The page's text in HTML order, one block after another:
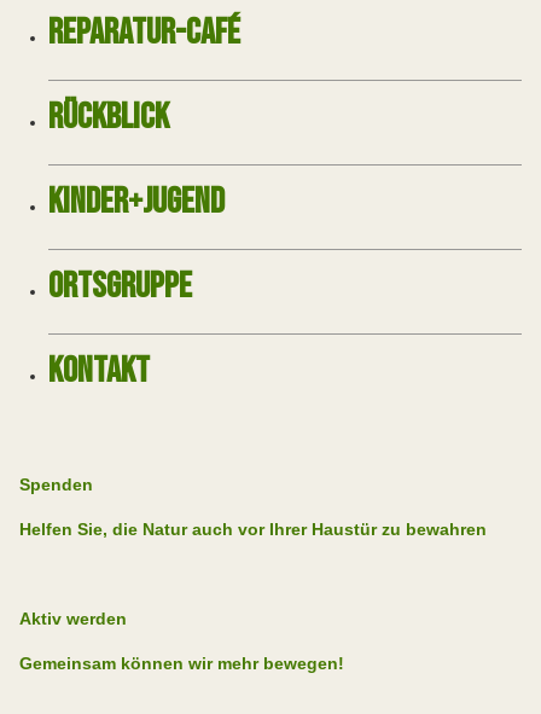
REPARATUR-CAFÉ
RÜCKBLICK
KINDER+JUGEND
ORTSGRUPPE
KONTAKT
Spenden
Helfen Sie, die Natur auch vor Ihrer Haustür zu bewahren
Aktiv werden
Gemeinsam können wir mehr bewegen!